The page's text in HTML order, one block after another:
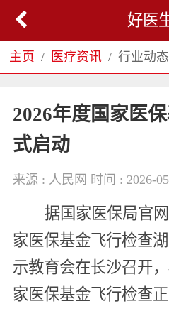
好医
主页 医疗资讯 行业动态
2026年度国家医
式启动
来源 : 人民网 时间 : 2026-
据国家医保局官
家医保基金飞行检查
示教育会在长沙召开
家医保基金飞行检查